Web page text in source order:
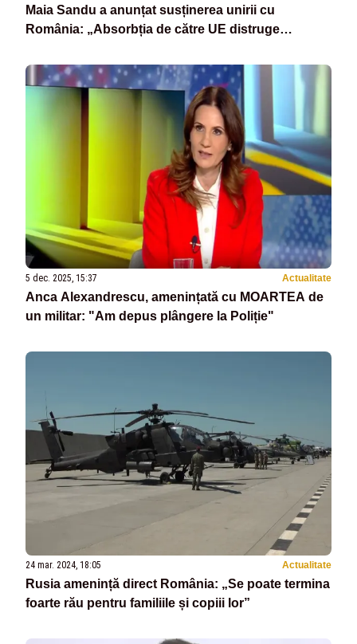
Maia Sandu a anunțat susținerea unirii cu
România: „Absorbția de către UE distruge
5 dec. 2025, 15:37 Actualitate
Anca Alexandrescu, amenințată cu MOARTEA de
un militar: "Am depus plângere la Poliție"
24 mar. 2024, 18:05 Actualitate
Rusia amenință direct România: „Se poate termina
foarte rău pentru familiile și copiii lor”